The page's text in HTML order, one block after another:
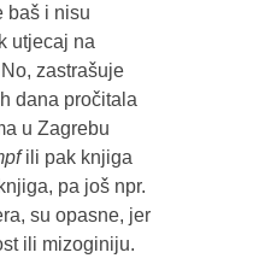
baš i nisu
utjecaj na
zastrašuje
dana pročitala
u Zagrebu
ili pak knjiga
pa još npr.
su opasne, jer
ili mizoginiju.